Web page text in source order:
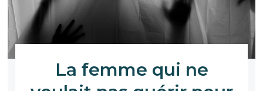
La femme qui ne